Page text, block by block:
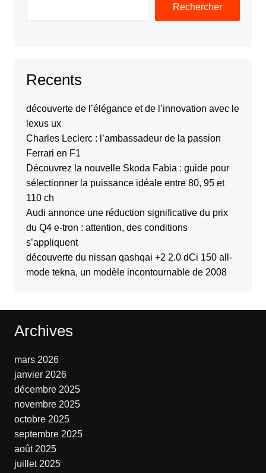
Rechercher
Recents
découverte de l’élégance et de l’innovation avec le
lexus ux
Charles Leclerc : l’ambassadeur de la passion
Ferrari en F1
Découvrez la nouvelle Skoda Fabia : guide pour
sélectionner la puissance idéale entre 80, 95 et
110 ch
Audi annonce une réduction significative du prix
du Q4 e-tron : attention, des conditions
s’appliquent
découverte du nissan qashqai +2 2.0 dCi 150 all-
mode tekna, un modèle incontournable de 2008
Archives
mars 2026
janvier 2026
décembre 2025
novembre 2025
octobre 2025
septembre 2025
août 2025
juillet 2025